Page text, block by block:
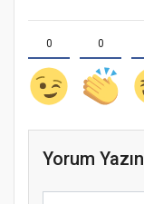
0 0
Yorum Yazın